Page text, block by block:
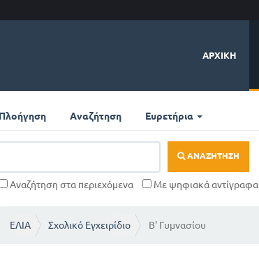
ΑΡΧΙΚΉ
Πλοήγηση Αναζήτηση Ευρετήρια
ΑΝΑΖΉΤΗΣΗ
Αναζήτηση στα περιεχόμενα Με ψηφιακά αντίγραφα
ΕΛΙΑ Σχολικό Εγχειρίδιο Β' Γυμνασίου